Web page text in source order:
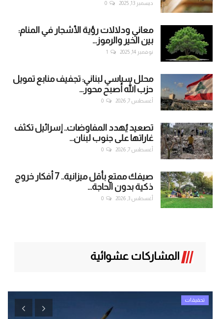
ديسمبر 13, 2025 0
معاني ودلالات رؤية الأشجار في المنام:
بين الخير والرموز...
نوفمبر 14, 2025 1
محلل سياسي لبناني: تجفيف منابع تمويل
حزب الله أصبح محور...
أغسطس 7, 2026 0
تصعيد يُهدد المفاوضات.. إسرائيل تكثف
غاراتها على جنوب لبنان...
أغسطس 7, 2026 0
صيفك ممتع بأقل ميزانية.. 7 أفكار خروج
ذكية بدون الحاجة...
أغسطس 3, 2026 0
المشاركات عشوائية
تحقيقات